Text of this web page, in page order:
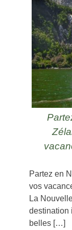
Partez en
vos
La
destination
belles […]